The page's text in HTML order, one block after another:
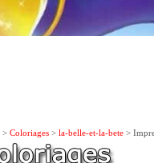
> Coloriages > la-belle-et-la-bete >